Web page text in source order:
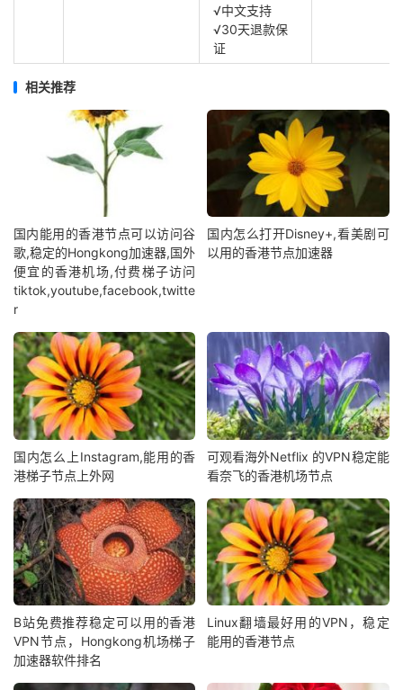
√中文支持
√30天退款保
证
相关推荐
国内能用的香港节点可以访问谷
歌,稳定的Hongkong加速器,国外
便宜的香港机场,付费梯子访问
tiktok,youtube,facebook,twitte
r
国内怎么打开Disney+,看美剧可
以用的香港节点加速器
国内怎么上Instagram,能用的香
港梯子节点上外网
可观看海外Netflix 的VPN稳定能
看奈飞的香港机场节点
B站免费推荐稳定可以用的香港
VPN节点，Hongkong机场梯子
加速器软件排名
Linux翻墙最好用的VPN，稳定
能用的香港节点